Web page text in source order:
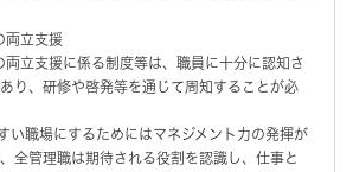
両立支援
立支援に係る制度等は、職員に十分に認知さ
り、研修や啓発等を通じて周知することが必
職場にするためにはマネジメント力の発揮が
全管理職は期待される役割を認識し、仕事と